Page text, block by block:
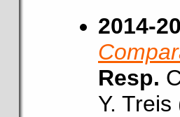
2014-
Resp.
Y.